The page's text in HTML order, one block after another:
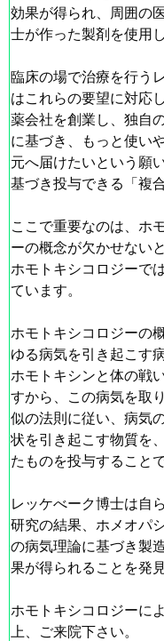
効果が得られ、周囲の
士が作った製剤を使用
臨床の場で治療を行う
はこれらの要望に対応
薬会社を創業し、独自
に基づき、もっと使い
元へ届けたいという願
基づき投与できる「複
ここで重要なのは、ホ
ーの概念が欠かせない
ホモトキシコロジーで
ています。
ホモトキシコロジーの
ゆる病気を引き起こす
ホモトキシンと体の戦
すから、この病気を取
似の法則に従い、病気
状を引き起こす物質を
たものを投与すること
レッケべーク博士は自
研究の結果、ホメオパ
の病気理論に基づき製
果が得られることを発
ホモトキシコロジーに
上、ご来院下さい。